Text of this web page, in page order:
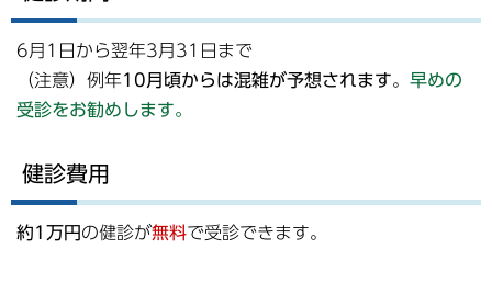
6月1日から翌年3月31日まで
（注意）例年10月頃からは混雑が予想されます。 早めの
受診をお勧めします。
健診費用
約1万円の健診が無料で受診できます。